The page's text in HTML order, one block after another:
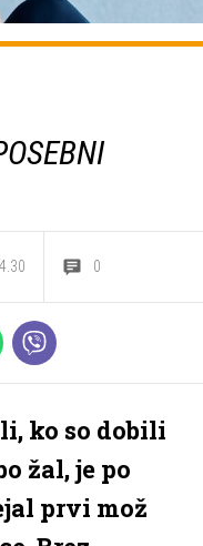
0
ko so dobili
žal, je po
prvi mož